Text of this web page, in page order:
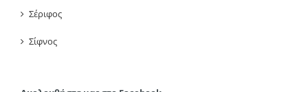
Σέριφος
Σίφνος